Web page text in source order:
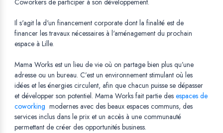
Coworkers de participer à son développement.
Il s'agit la d'un financement corporate dont la finalité est de
financer les travaux nécessaires à l'aménagement du prochain
espace à Lille.
Mama Works est un lieu de vie où on partage bien plus qu’une
adresse ou un bureau. C’est un environnement stimulant où les
idées et les énergies circulent, afin que chacun puisse se dépasser
et développer son potentiel. Mama Works fait partie des espaces de
coworking Opens in a new tab.
modernes avec des beaux espaces communs, des
services inclus dans le prix et un accès à une communauté
permettant de créer des opportunités business.